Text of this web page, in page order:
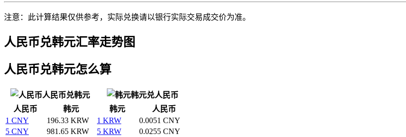
注意：此计算结果仅供参考，实际兑换请以银行实际交易成交价为准。
人民币兑韩元汇率走势图
人民币兑韩元怎么算
人民币兑韩元
韩元兑人民币
人民币
韩元 韩元
人民币
1 CNY
196.33 KRW 1 KRW
0.0051 CNY
5 CNY
981.65 KRW 5 KRW
0.0255 CNY